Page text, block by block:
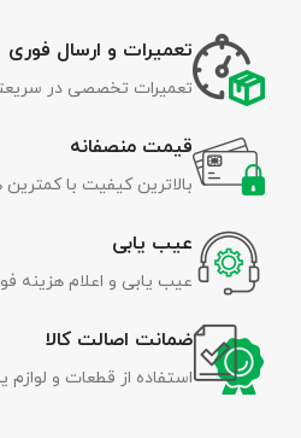
تعمیرات و ارسال فوری
تعمیرات تخصصی در
قیمت منصفانه
بالاترین کیفیت با کمترین
عیب یابی
عیب یابی و اعلام هزینه
ضمانت اصالت کالا
استفاده از قطعات و لوازم